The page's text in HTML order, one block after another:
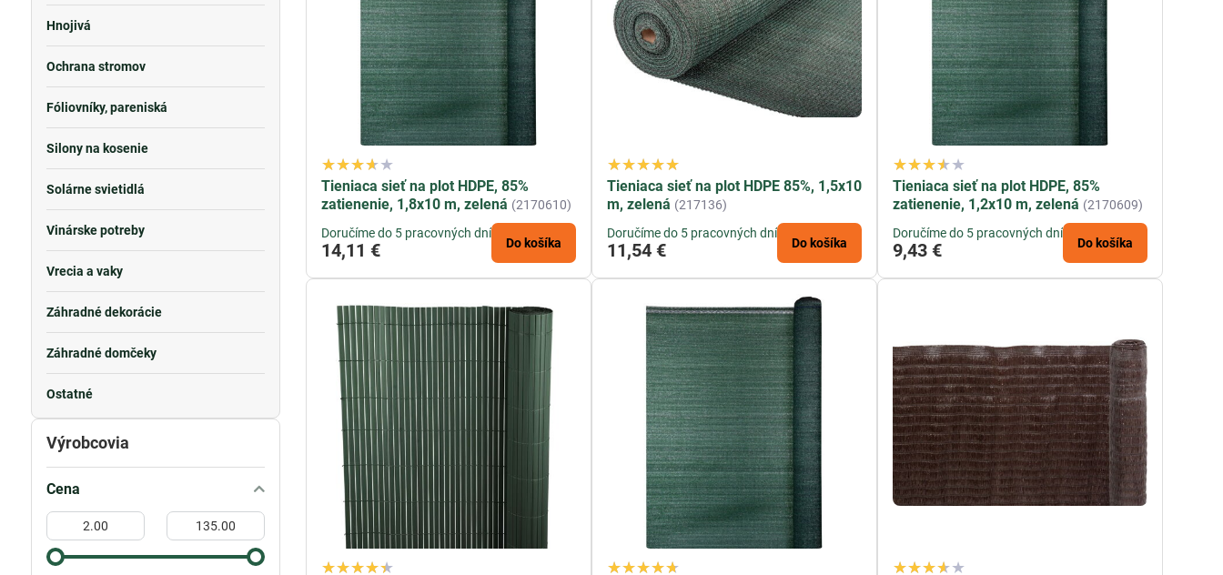
Tieniaca sieť na plot HDPE, 85%
zatienenie, 1,8x10 m, zelená (2170610)
Doručíme do 5 pracovných dní
14,11 € Do košíka
Tieniaca sieť na plot HDPE 85%, 1,5x10
m, zelená (217136)
Doručíme do 5 pracovných dní
11,54 € Do košíka
Tieniaca sieť na plot HDPE, 85%
zatienenie, 1,2x10 m, zelená (2170609)
Doručíme do 5 pracovných dní
9,43 € Do košíka
Výrobcovia
Cena
Od:
Do:
Hnojivá
Ochrana stromov
Fóliovníky, pareniská
Silony na kosenie
Solárne svietidlá
Vinárske potreby
Vrecia a vaky
Záhradné dekorácie
Záhradné domčeky
Ostatné